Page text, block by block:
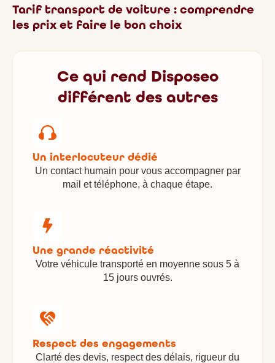
Tarif transport de voiture : comprendre
les prix et faire le bon choix
Ce qui rend Disposeo
différent des autres
Un interlocuteur dédié
Un contact humain pour vous accompagner par
mail et téléphone, à chaque étape.
Une grande réactivité
Votre véhicule transporté en moyenne sous 5 à
15 jours ouvrés.
Respect des engagements
Clarté des devis, respect des délais, rigueur du